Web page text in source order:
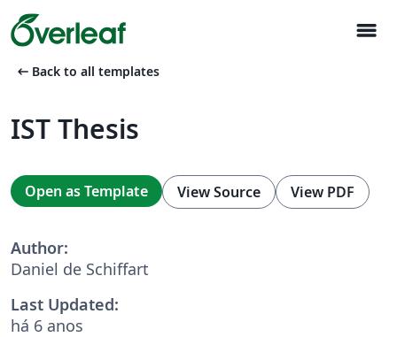
menu
arrow_left_alt Back to all templates
IST Thesis
Open as Template View Source View PDF
Author:
Daniel de Schiffart
Last Updated:
há 6 anos